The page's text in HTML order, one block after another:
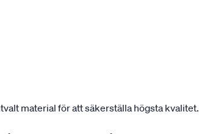
material för att säkerställa högsta kvalitet.